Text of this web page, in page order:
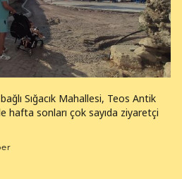
Sığacık Mahallesi, Teos Antik
hafta sonları çok sayıda ziyaretçi